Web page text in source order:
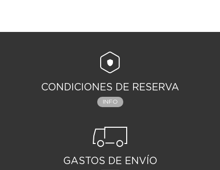
CONDICIONES DE RESERVA
INFO
GASTOS DE ENVÍO